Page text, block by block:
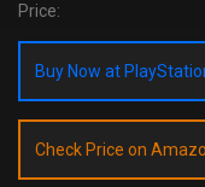
Price:
Buy Now at
Check Price on